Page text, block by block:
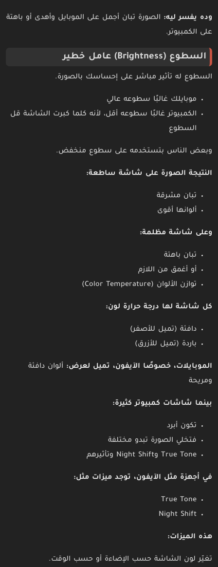
وده يفسر ليه: الصورة تبان أجمل على الموبايل وأهدى أو باهتة
على الكمبيوتر.
السطوع (Brightness) عامل خطير
السطوع له تأثير مباشر على إحساسك بالصورة.
موبايلك غالبًا سطوعه عالي
الكمبيوتر غالبًا سطوعه أقل، لأنه كلما كبرت الشاشة قل
السطوع
وبعض الناس بتستخدمه على سطوع منخفض.
النتيجة الصورة على شاشة ساطعة:
تبان مشرقة
ألوانها أقوى
وعلى شاشة مظلمة:
تبان باهتة
أو أغمق من اللازم
توازن الألوان (Color Temperature)
كل شاشة لها درجة حرارة لون:
دافئة (تميل للأصفر)
باردة (تميل للأزرق)
الموبايلات، خصوصًا الآيفون، تميل لعرض: ألوان دافئة
ومريحة
بينما شاشات كمبيوتر كثيرة:
تكون أبرد
فتخلي الصورة تبدو مختلفة
True Tone وNight Shift وتأثيرهم
في أجهزة مثل الآيفون، توجد ميزات مثل:
True Tone
Night Shift
هذه الميزات:
تغيّر لون الشاشة حسب الإضاءة أو حسب الوقت.